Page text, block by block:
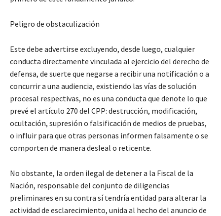
Peligro de obstaculización
Este debe advertirse excluyendo, desde luego, cualquier
conducta directamente vinculada al ejercicio del derecho de
defensa, de suerte que negarse a recibir una notificación o a
concurrir a una audiencia, existiendo las vías de solución
procesal respectivas, no es una conducta que denote lo que
prevé el artículo 270 del CPP: destrucción, modificación,
ocultación, supresión o falsificación de medios de pruebas,
o influir para que otras personas informen falsamente o se
comporten de manera desleal o reticente.
No obstante, la orden ilegal de detener a la Fiscal de la
Nación, responsable del conjunto de diligencias
preliminares en su contra sí tendría entidad para alterar la
actividad de esclarecimiento, unida al hecho del anuncio de